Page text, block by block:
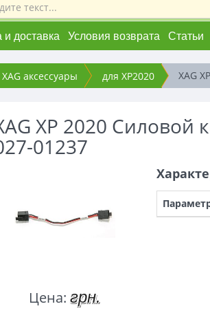
доставка Условия возврата Статьи
XAG аксессуары для XP2020 XAG
XP 2020 Силовой
01237
Цена: грн.